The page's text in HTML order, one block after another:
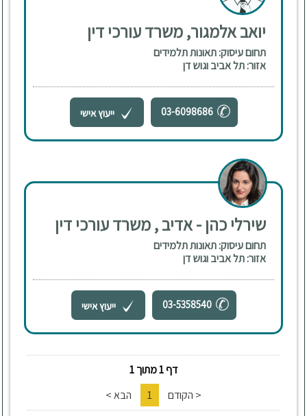
יואב אלמגור, משרד עורכי דין
תחום עיסוק: תאונות תלמידים
אזור: תל אביב וגוש דן
03-6098686 ייעוץ אישי
שירלי כהן - אדיב , משרד עורכי דין
תחום עיסוק: תאונות תלמידים
אזור: תל אביב וגוש דן
03-5358540 ייעוץ אישי
דף 1 מתוך 1
< הקודם
1 הבא >